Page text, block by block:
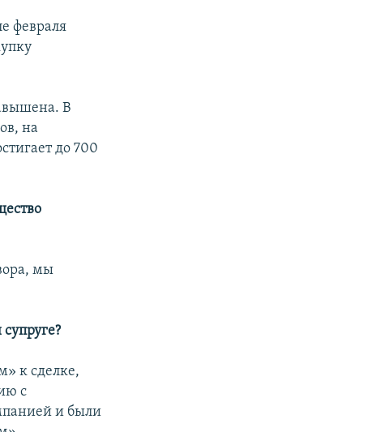
февраля
В
на
до 700
мы
к сделке,
с
и были